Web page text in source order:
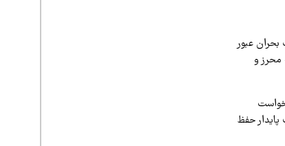
بحران عبور
محرز و
حفظ